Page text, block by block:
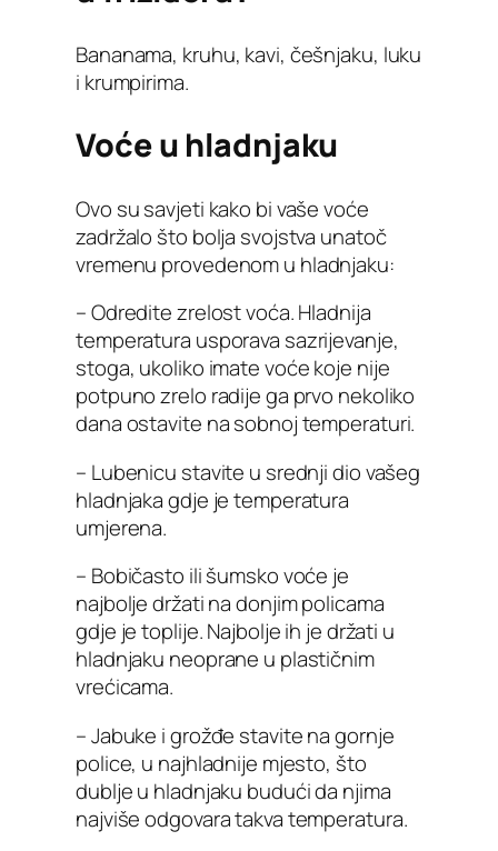
Bananama, kruhu, kavi, češnjaku, luku
i krumpirima.
Voće u hladnjaku
Ovo su savjeti kako bi vaše voće
zadržalo što bolja svojstva unatoč
vremenu provedenom u hladnjaku:
– Odredite zrelost voća. Hladnija
temperatura usporava sazrijevanje,
stoga, ukoliko imate voće koje nije
potpuno zrelo radije ga prvo nekoliko
dana ostavite na sobnoj temperaturi.
– Lubenicu stavite u srednji dio vašeg
hladnjaka gdje je temperatura
umjerena.
– Bobičasto ili šumsko voće je
najbolje držati na donjim policama
gdje je toplije. Najbolje ih je držati u
hladnjaku neoprane u plastičnim
vrećicama.
– Jabuke i grožđe stavite na gornje
police, u najhladnije mjesto, što
dublje u hladnjaku budući da njima
najviše odgovara takva temperatura.